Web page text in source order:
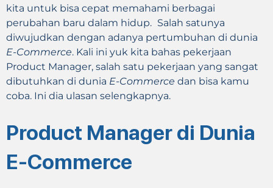
kita untuk bisa cepat memahami berbagai
perubahan baru dalam hidup. Salah satunya
diwujudkan dengan adanya pertumbuhan di dunia
E-Commerce. Kali ini yuk kita bahas pekerjaan
Product Manager, salah satu pekerjaan yang sangat
dibutuhkan di dunia E-Commerce dan bisa kamu
coba. Ini dia ulasan selengkapnya.
Product Manager di Dunia
E-Commerce